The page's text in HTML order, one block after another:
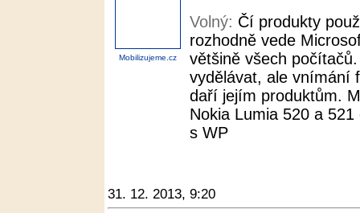
Mobilizujeme.cz
Volný: Čí produkty
rozhodně vede
většině všech
vydělávat, ale vnímání
daří jejím produktům.
Nokia Lumia 520 a
s WP
31. 12. 2013, 9:20